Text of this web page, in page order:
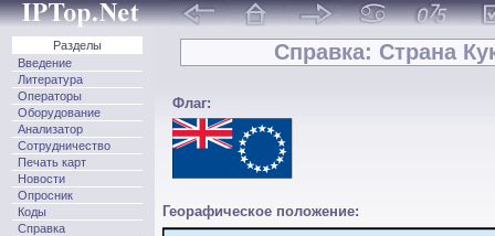
Разделы
Введение
Литература
Операторы
Оборудование
Анализатор
Сотрудничество
Печать карт
Новости
Опросник
Коды
Справка
Справка: Страна
Флаг:
Георафическое положение: